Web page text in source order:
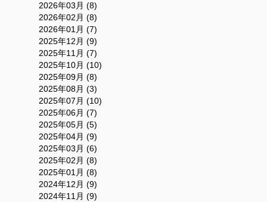
2026年03月 (8)
2026年02月 (8)
2026年01月 (7)
2025年12月 (9)
2025年11月 (7)
2025年10月 (10)
2025年09月 (8)
2025年08月 (3)
2025年07月 (10)
2025年06月 (7)
2025年05月 (5)
2025年04月 (9)
2025年03月 (6)
2025年02月 (8)
2025年01月 (8)
2024年12月 (9)
2024年11月 (9)